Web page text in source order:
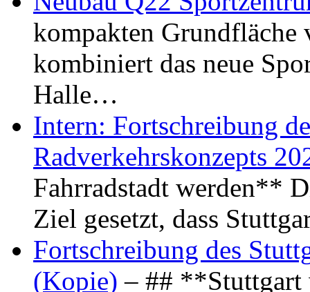
kompakten Grundfläche
kombiniert das neue
Halle…
Intern: Fortschreibung
Radverkehrskonzepts
Fahrradstadt werden**
Ziel gesetzt, dass
Fortschreibung des
(Kopie) – ## **Stuttgart